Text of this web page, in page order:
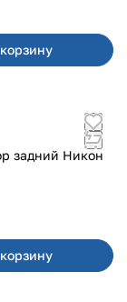
задний Никон